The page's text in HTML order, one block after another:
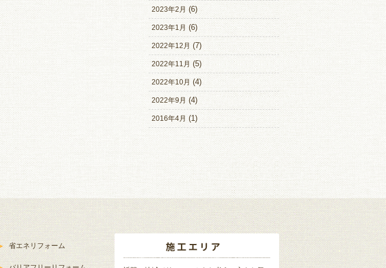
2023年2月 (6)
2023年1月(6)
2022年12月 (7)
2022年11月 (5)
2022年10月 (4)
2022年9月(4)
2016年4月(1)
省エネリフォーム